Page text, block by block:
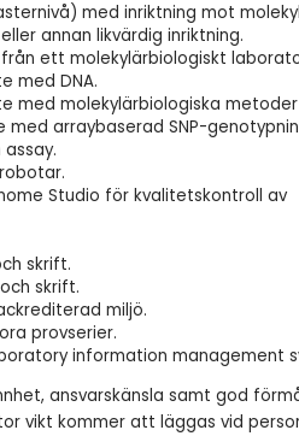
med inriktning mot
annan likvärdig inriktning.
ett molekylärbiologiskt
med DNA.
molekylärbiologiska metoder
arraybaserad SNP-
Studio för kvalitetskontroll av
skrift.
skrift.
miljö.
provserier.
information management
ansvarskänsla samt god
vikt kommer att läggas vid